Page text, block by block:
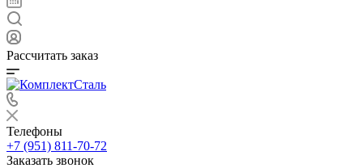
Рассчитать заказ
Телефоны
+7 (951) 811-70-72
Заказать звонок